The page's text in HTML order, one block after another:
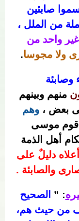
صابئين
من الملل ،
واحد من
ولا مجوسا.
وصابئة
منهم وبينهم
بعض ، وهم
قوم موسى
أهل الذمة
دليلٌ على
والصابئة .
: ” الصحيح
من حيث هم،